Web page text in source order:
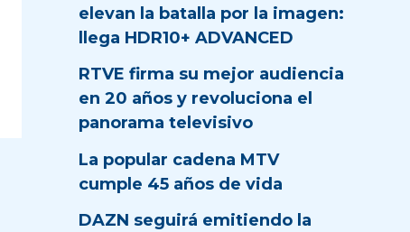
elevan la batalla por la imagen:
llega HDR10+ ADVANCED
RTVE firma su mejor audiencia
en 20 años y revoluciona el
panorama televisivo
La popular cadena MTV
cumple 45 años de vida
DAZN seguirá emitiendo la